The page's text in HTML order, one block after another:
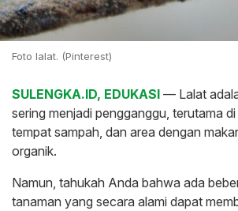
Foto lalat. (Pinterest)
SULENGKA.ID, EDUKASI — Lalat
sering menjadi pengganggu, terutama di
tempat sampah, dan area dengan
organik.
Namun, tahukah Anda bahwa ada
tanaman yang secara alami dapat